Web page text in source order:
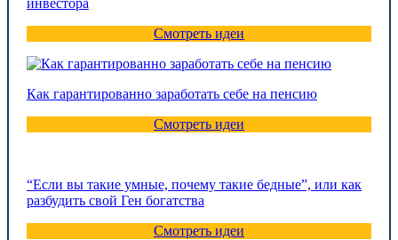
инвестора
Смотреть идеи
Как гарантированно заработать себе на пенсию
Смотреть идеи
“Если вы такие умные, почему такие бедные”, или как
разбудить свой Ген богатства
Смотреть идеи